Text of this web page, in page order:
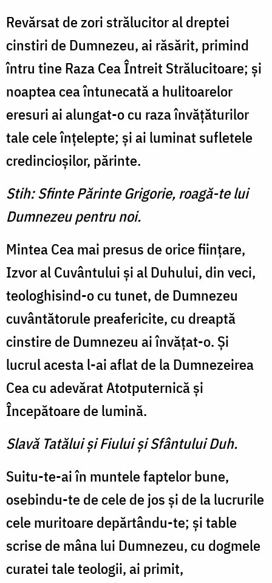
Revărsat de zori strălucitor al dreptei
cinstiri de Dumnezeu, ai răsărit, primind
întru tine Raza Cea Întreit Strălucitoare; şi
noaptea cea întunecată a hulitoarelor
eresuri ai alungat-o cu raza învăţăturilor
tale cele înţelepte; şi ai luminat sufletele
credincioşilor, părinte.
Stih: Sfinte Părinte Grigorie, roagă-te lui
Dumnezeu pentru noi.
Mintea Cea mai presus de orice fiinţare,
Izvor al Cuvântului şi al Duhului, din veci,
teologhisind-o cu tunet, de Dumnezeu
cuvântătorule preafericite, cu dreaptă
cinstire de Dumnezeu ai învăţat-o. Şi
lucrul acesta l-ai aflat de la Dumnezeirea
Cea cu adevărat Atotputernică şi
Începătoare de lumină.
Slavă Tatălui şi Fiului şi Sfântului Duh.
Suitu-te-ai în muntele faptelor bune,
osebindu-te de cele de jos şi de la lucrurile
cele muritoare depărtându-te; şi table
scrise de mâna lui Dumnezeu, cu dogmele
curatei tale teologii, ai primit,